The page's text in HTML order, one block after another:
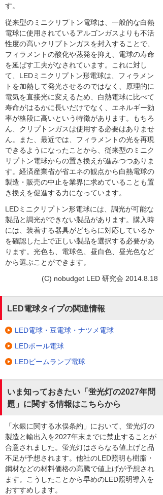
す。
従来型のミニクリプトン電球は、一般的な白熱
電球に使用されているアルゴンガスよりも不活
性度の高いクリプトンガスを封入することで、
フィラメントの酸化や蒸発を抑え、電球の寿命
を延ばす工夫がなされています。これに対し
て、LEDミニクリプトン形電球は、フィラメン
トを加熱して発光させるのではなく、原理的に
電気を直接光に変えるため、白熱電球に比べて
寿命がはるかに長いだけでなく、エネルギー効
率が格段に高いという特徴があります。もちろ
ん、クリプトンガスは使用する必要はありませ
ん。また、最近では、フィラメントの光を再現
できるようになったことから、従来型のミニク
リプトン電球からの置き換えが進みつつありま
す。経済産業省が省エネの観点から白熱電球の
製造・販売の中止を業界に求めていることも置
き換えを促進する力になっています。
LEDミニクリプトン形電球には、調光が可能な
製品と調光ができない製品があります。購入時
には、装着する器具がどちらに対応しているか
を確認した上で正しい製品を選択する必要があ
ります。光色も、電球色、昼白色、昼光色など
から選ぶことができます。
(C) nobudget LED 研究会 2014.8.18
LED電球タイプの関連情報
LED電球・豆電球・ナツメ電球
LEDボール電球
LEDビームランプ電球
いま知っておきたい「蛍光灯の2027年問
題」に関する情報はこちらから
「水銀に関する水俣条約」において、蛍光灯の
製造と輸出入を2027年末までに禁止することが
合意されました。蛍光灯はさらなる値上げと品
不足が予想されます。他社のLED照明も樹脂・
鋼材などの材料価格の高騰で値上げが予想され
ます。こうしたことから早めのLED照明導入を
おすすめします。